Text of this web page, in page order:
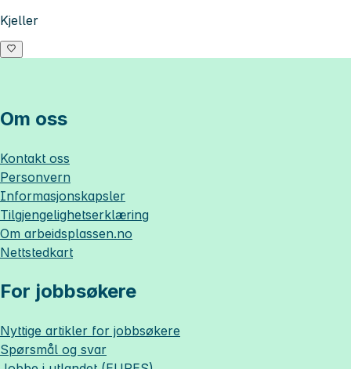
Kjeller
Om oss
Kontakt oss
Personvern
Informasjonskapsler
Tilgjengelighetserklæring
Om arbeidsplassen.no
Nettstedkart
For jobbsøkere
Nyttige artikler for jobbsøkere
Spørsmål og svar